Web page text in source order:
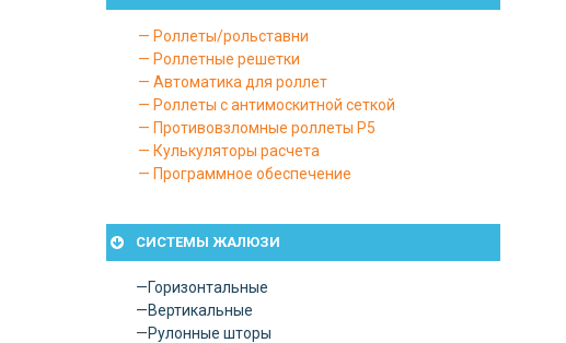
— Роллеты/рольставни
— Роллетные решетки
— Автоматика для роллет
— Роллеты с антимоскитной сеткой
— Противовзломные роллеты P5
— Кулькуляторы расчета
— Программное обеспечение
СИСТЕМЫ ЖАЛЮЗИ
—Горизонтальные
—Вертикальные
—Рулонные шторы